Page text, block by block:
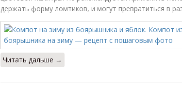
держать форму ломтиков, и могут превратиться в
Читать дальше →